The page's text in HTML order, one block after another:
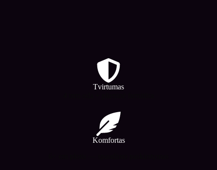
Tvirtumas
Komfortas